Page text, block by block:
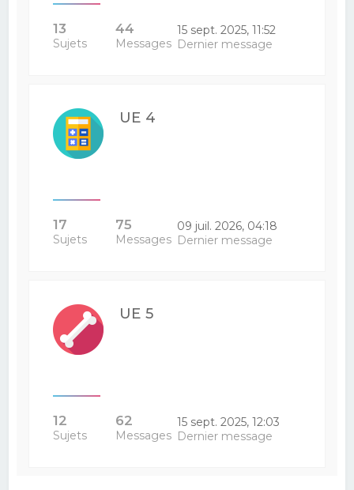
13
Sujets
44
Messages
15 sept. 2025, 11:52
Dernier message
UE 4
17
Sujets
75
Messages
09 juil. 2026, 04:18
Dernier message
UE 5
12
Sujets
62
Messages
15 sept. 2025, 12:03
Dernier message